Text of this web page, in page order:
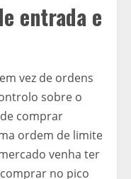
entrada e
vez de ordens
sobre o
comprar
ordem de limite
venha ter
no pico